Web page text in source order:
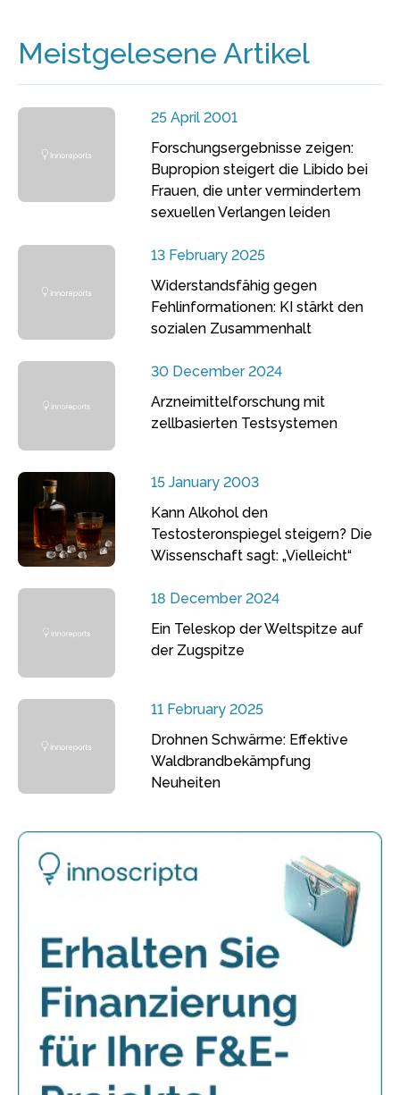
Meistgelesene Artikel
25 April 2001
Forschungsergebnisse zeigen:
Bupropion steigert die Libido bei
Frauen, die unter vermindertem
sexuellen Verlangen leiden
13 February 2025
Widerstandsfähig gegen
Fehlinformationen: KI stärkt den
sozialen Zusammenhalt
30 December 2024
Arzneimittelforschung mit
zellbasierten Testsystemen
15 January 2003
Kann Alkohol den
Testosteronspiegel steigern? Die
Wissenschaft sagt: „Vielleicht“
18 December 2024
Ein Teleskop der Weltspitze auf
der Zugspitze
11 February 2025
Drohnen Schwärme: Effektive
Waldbrandbekämpfung
Neuheiten